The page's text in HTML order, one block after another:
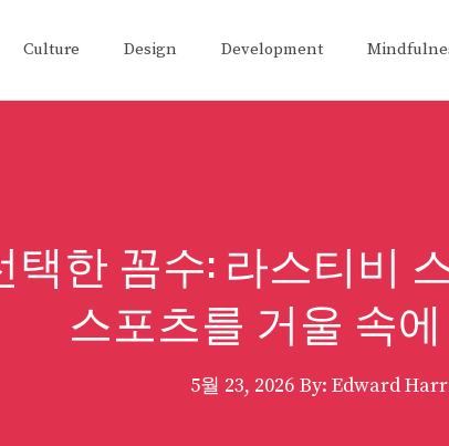
Culture Design Development
택한 꼼수: 라스티비
스포츠를 거울 속
5월 23, 2026 By: Edward